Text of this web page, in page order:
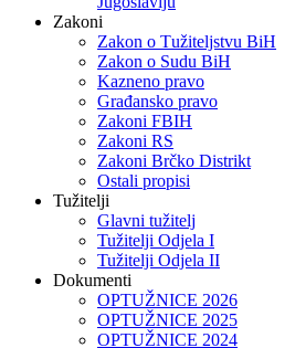
Zakoni
Zakon o Тužiteljstvu BiH
Zakon o Sudu BiH
Kazneno pravo
Građansko pravo
Zakoni FBIH
Zakoni RS
Zakoni Brčko Distrikt
Ostali propisi
Tužitelji
Glavni tužitelj
Tužitelji Odjela I
Tužitelji Odjela II
Dokumenti
OPTUŽNICE 2026
OPTUŽNICE 2025
OPTUŽNICE 2024